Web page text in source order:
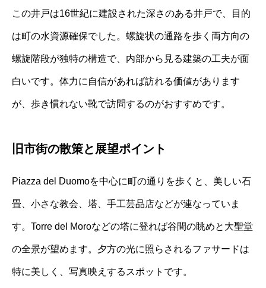
この井戸は16世紀に建設された深さのある井戸で、目的
は町の水資源確保でした。螺旋状の通路を歩く両方向の
螺旋階段が独特の構造で、内部から見る建築の工夫が面
白いです。体力に自信があれば訪れる価値があります
が、歩き慣れない靴で訪問するのがおすすめです。
旧市街の散策と展望ポイント
Piazza del Duomoを中心に町の通りを歩くと、美しい石
畳、小さな教会、塔、手工芸品店などが連なっていま
す。Torre del Moroなどの塔に登れば谷間の眺めと大聖堂
の全景が望めます。夕方の光に照らされるファサードは
特に美しく、写真映えするスポットです。